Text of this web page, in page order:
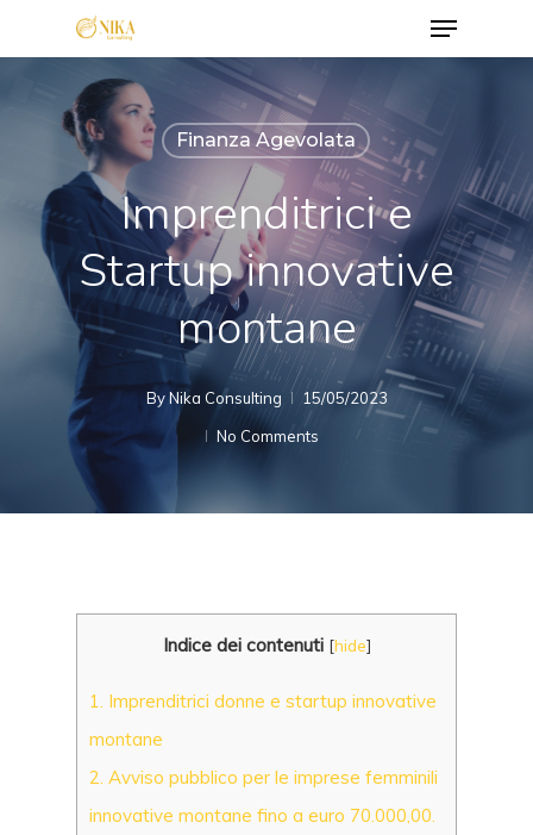
to
content
Menu
Finanza Agevolata
Imprenditrici e
Startup innovative
montane
By Nika Consulting
15/05/2023
No Comments
Indice dei contenuti [hide]
1. Imprenditrici donne e startup innovative
montane
2. Avviso pubblico per le imprese femminili
innovative montane fino a euro 70.000,00.